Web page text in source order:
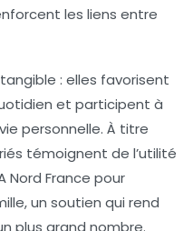
les liens entre
: elles favorisent
et participent à
personnelle. À titre
témoignent de l’utilité
Nord France pour
un soutien qui rend
plus grand nombre.